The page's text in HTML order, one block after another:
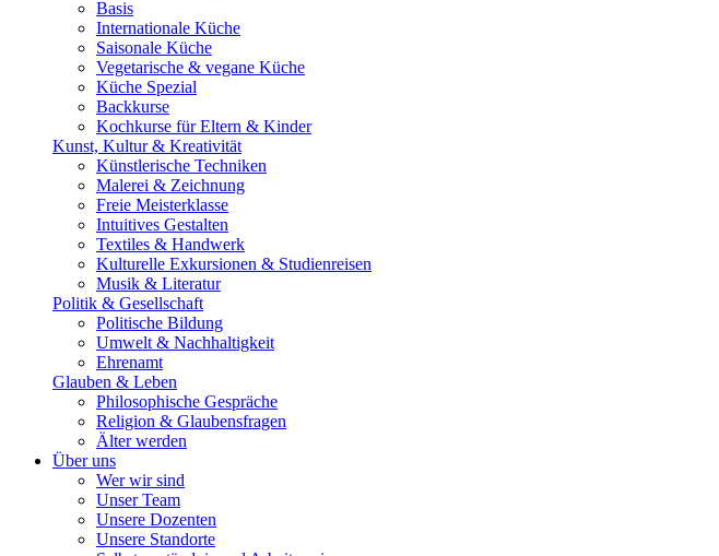
Basis
Internationale Küche
Saisonale Küche
Vegetarische & vegane Küche
Küche Spezial
Backkurse
Kochkurse für Eltern & Kinder
Kunst, Kultur & Kreativität
Künstlerische Techniken
Malerei & Zeichnung
Freie Meisterklasse
Intuitives Gestalten
Textiles & Handwerk
Kulturelle Exkursionen & Studienreisen
Musik & Literatur
Politik & Gesellschaft
Politische Bildung
Umwelt & Nachhaltigkeit
Ehrenamt
Glauben & Leben
Philosophische Gespräche
Religion & Glaubensfragen
Älter werden
Über uns
Wer wir sind
Unser Team
Unsere Dozenten
Unsere Standorte